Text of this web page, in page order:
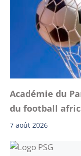
Académie du
du football
7 août 2026